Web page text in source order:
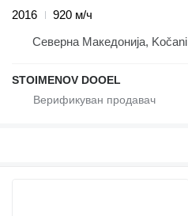
2016
920 м/ч
Северна Македонија, Kočani
STOIMENOV DOOEL